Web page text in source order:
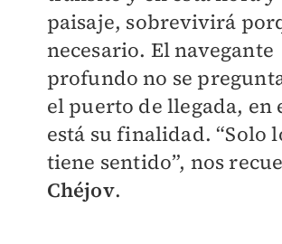
paisaje, sobrevivirá
necesario. El navegante
profundo no se
el puerto de llegada, en
está su finalidad. “Solo
tiene sentido”, nos
Chéjov.